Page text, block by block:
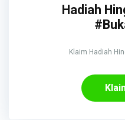
Hadiah
Klaim Hadiah